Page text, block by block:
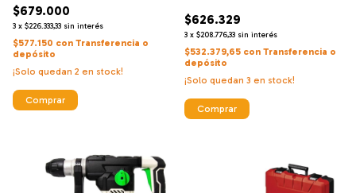
$679.000
3 x $226.333,33 sin interés
$577.150 con Transferencia o
depósito
¡Solo quedan 2 en stock!
Comprar
$626.329
3 x $208.776,33 sin interés
$532.379,65 con Transferencia o
depósito
¡Solo quedan 3 en stock!